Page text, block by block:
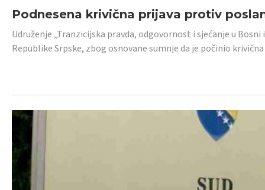
Podnesena krivična prijava protiv
Udruženje „Tranzicijska pravda, odgovornost i sjećanje u
Republike Srpske, zbog osnovane sumnje da je počinio